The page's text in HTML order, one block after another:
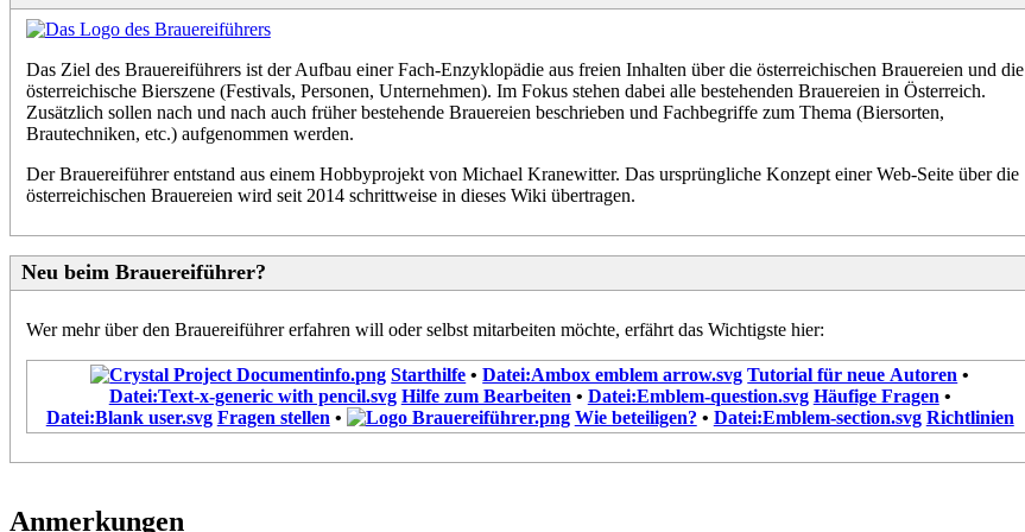
Das Ziel des Brauereiführers ist der Aufbau einer Fach-Enzyklopädie aus freien Inhalten über die österreichischen Brauereien und die
österreichische Bierszene (Festivals, Personen, Unternehmen). Im Fokus stehen dabei alle bestehenden Brauereien in Österreich.
Zusätzlich sollen nach und nach auch früher bestehende Brauereien beschrieben und Fachbegriffe zum Thema (Biersorten,
Brautechniken, etc.) aufgenommen werden.
Der Brauereiführer entstand aus einem Hobbyprojekt von Michael Kranewitter. Das ursprüngliche Konzept einer Web-Seite über die
österreichischen Brauereien wird seit 2014 schrittweise in dieses Wiki übertragen.
Neu beim Brauereiführer?
Wer mehr über den Brauereiführer erfahren will oder selbst mitarbeiten möchte, erfährt das Wichtigste hier:
Starthilfe • Datei:Ambox emblem arrow.svg Tutorial für neue Autoren •
Datei:Text-x-generic with pencil.svg Hilfe zum Bearbeiten • Datei:Emblem-question.svg Häufige Fragen •
Datei:Blank user.svg Fragen stellen • Wie beteiligen? • Datei:Emblem-section.svg Richtlinien
Anmerkungen